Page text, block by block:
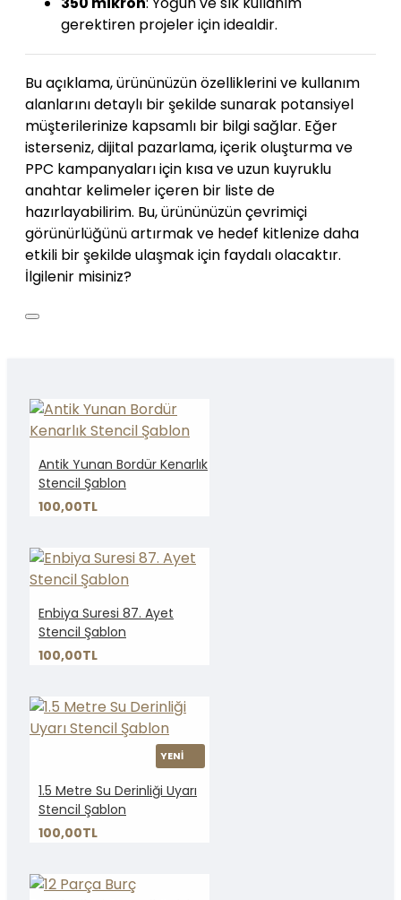
gerektiren projeler için idealdir.
Bu açıklama, ürününüzün özelliklerini ve kullanım
alanlarını detaylı bir şekilde sunarak potansiyel
müşterilerinize kapsamlı bir bilgi sağlar. Eğer
isterseniz, dijital pazarlama, içerik oluşturma ve
PPC kampanyaları için kısa ve uzun kuyruklu
anahtar kelimeler içeren bir liste de
hazırlayabilirim. Bu, ürününüzün çevrimiçi
görünürlüğünü artırmak ve hedef kitlenize daha
etkili bir şekilde ulaşmak için faydalı olacaktır.
İlgilenir misiniz?
Antik Yunan Bordür Kenarlık
Stencil Şablon
100,00TL
Enbiya Suresi 87. Ayet
Stencil Şablon
100,00TL
YENİ
1.5 Metre Su Derinliği Uyarı
Stencil Şablon
100,00TL